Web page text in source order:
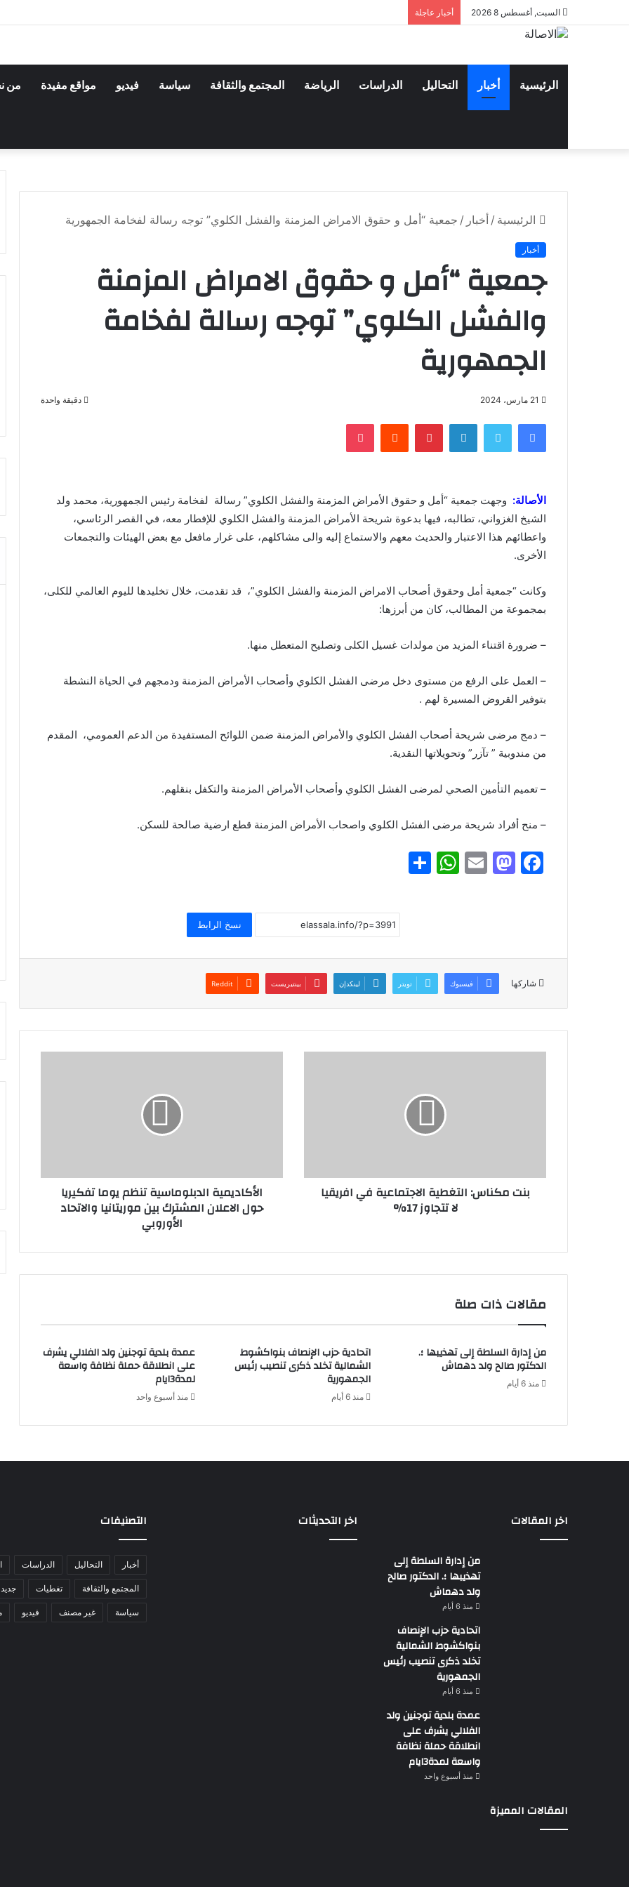
السبت, أغسطس 8 2026 أخبار عاجلة
الرئيسية أخبار التحاليل الدراسات الرياضة المجتمع والثقافة سياسة فيديو مواقع مفيدة من
الرئيسية / أخبار / جمعية “أمل و حقوق الامراض المزمنة والفشل الكلوي” توجه رسالة لفخامة الجمهورية
أخبار
جمعية “أمل و حقوق الامراض المزمنة
والفشل الكلوي” توجه رسالة لفخامة
الجمهورية
21 مارس، 2024 دقيقة واحدة
فيسبوك لينكدإن بينتيريست
الأصالة: وجهت جمعية “أمل و حقوق الأمراض المزمنة والفشل الكلوي” رسالة لفخامة رئيس الجمهورية، محمد ولد
الشيخ الغزواني، تطالبه، فيها بدعوة شريحة الأمراض المزمنة والفشل الكلوي للإفطار معه، في القصر الرئاسي،
واعطائهم هذا الاعتبار والحديث معهم والاستماع إليه والى مشاكلهم، على غرار مافعل مع بعض الهيئات والتجمعات
الأخرى.
وكانت “جمعية أمل وحقوق أصحاب الامراض المزمنة والفشل الكلوي”، قد تقدمت، خلال تخليدها لليوم العالمي للكلى،
بمجموعة من المطالب، كان من أبرزها:
– ضرورة اقتناء المزيد من مولدات غسيل الكلى وتصليح المتعطل منها.
– العمل على الرفع من مستوى دخل مرضى الفشل الكلوي وأصحاب الأمراض المزمنة ودمجهم في الحياة النشطة
بتوفير القروض المسيرة لهم .
– دمج مرضى شريحة أصحاب الفشل الكلوي والأمراض المزمنة ضمن اللوائح المستفيدة من الدعم العمومي، المقدم
من مندوبية ” تآزر” وتحويلاتها النقدية.
– تعميم التأمين الصحي لمرضى الفشل الكلوي وأصحاب الأمراض المزمنة والتكفل بنقلهم.
– منح أفراد شريحة مرضى الفشل الكلوي واصحاب الأمراض المزمنة قطع ارضية صالحة للسكن.
F
b
o
o
M
d
o
n
E
W
A
p
p
ar
e
نسخ الرابط
شاركها فيسبوك تويتر لينكدإن بينتيريست
بنت مكناس: التغطية الاجتماعية في افريقيا
لا تتجاوز 17%
الأكاديمية الدبلوماسية تنظم يوما تفكيريا
حول الاعلان المشترك بين موريتانيا والاتحاد
الأوروبي
مقالات ذات صلة
من إدارة السلطة إلى تهذيبها ؛.
الدكتور صالح ولد دهماش
منذ 6 أيام
اتحادية حزب الإنصاف بنواكشوط
الشمالية تخلد ذكرى تنصيب رئيس
الجمهورية
منذ 6 أيام
عمدة بلدية توجنين ولد الفلالي يشرف
على انطلاقة حملة نظافة واسعة
لمدة3ايام
منذ أسبوع واحد
اخر المقالات
من إدارة السلطة إلى
تهذيبها ؛. الدكتور صالح
ولد دهماش
منذ 6 أيام
اتحادية حزب الإنصاف
بنواكشوط الشمالية
تخلد ذكرى تنصيب رئيس
الجمهورية
منذ 6 أيام
عمدة بلدية توجنين ولد
الفلالي يشرف على
انطلاقة حملة نظافة
واسعة لمدة3ايام
منذ أسبوع واحد
المقالات المميزة
اخر التحديثات التصنيفات
أخبار التحاليل الدراسات
المجتمع والثقافة تغطيات جديد
سياسة غير مصنف فيديو